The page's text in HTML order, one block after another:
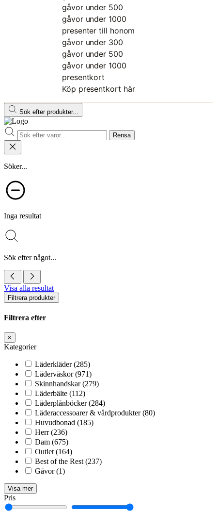
gåvor under 500
gåvor under 1000
presenter till honom
gåvor under 300
gåvor under 500
gåvor under 1000
presentkort
Köp presentkort här
Sök efter produkter...
Rensa
Söker...
Inga resultat
Sök efter något...
Visa alla resultat
Filtrera produkter
Filtrera efter
×
Kategorier
Läderkläder (285)
Läderväskor (971)
Skinnhandskar (279)
Läderbälte (112)
Läderplånböcker (284)
Läderaccessoarer & vårdprodukter (80)
Huvudbonad (185)
Herr (236)
Dam (675)
Outlet (164)
Best of the Rest (237)
Gåvor (1)
Visa mer
Pris